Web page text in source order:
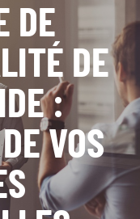
DE
DE
:
VOS